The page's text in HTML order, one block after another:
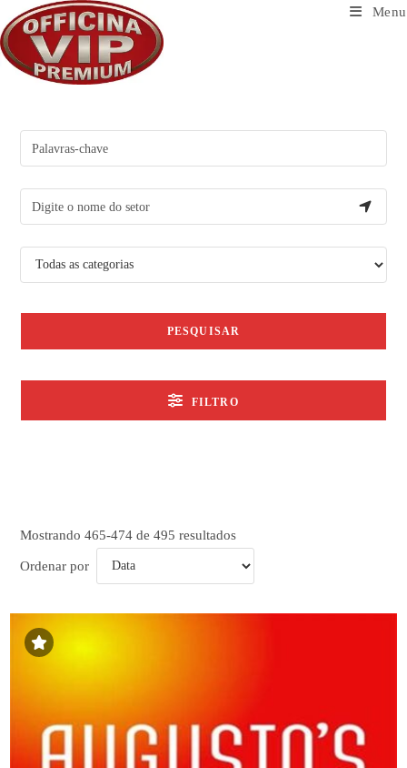
para
o
conteúdo
Menu
PESQUISAR
FILTRO
Mostrando 465-474 de 495 resultados
Ordenar por